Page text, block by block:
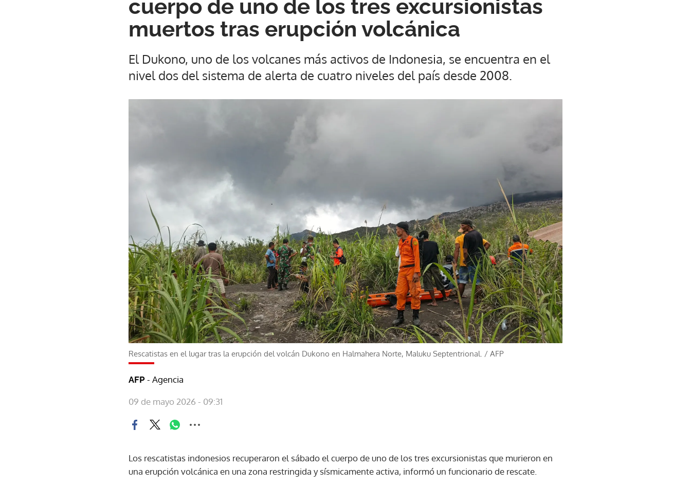
cuerpo de uno de los tres excursionistas
muertos tras erupción volcánica
El Dukono, uno de los volcanes más activos de Indonesia, se encuentra en el
nivel dos del sistema de alerta de cuatro niveles del país desde 2008.
Rescatistas en el lugar tras la erupción del volcán Dukono en Halmahera Norte, Maluku Septentrional. / AFP
AFP - Agencia
09 de mayo 2026 - 09:31
Los rescatistas indonesios recuperaron el sábado el cuerpo de uno de los tres excursionistas que murieron en
una erupción volcánica en una zona restringida y sísmicamente activa, informó un funcionario de rescate.